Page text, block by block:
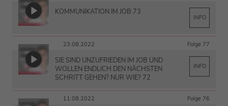
KOMMUNIKATION IM JOB 73
INFO
23.08.2022 Folge 77
SIE SIND UNZUFRIEDEN IM JOB UND
WOLLEN ENDLICH DEN NÄCHSTEN
SCHRITT GEHEN? NUR WIE? 72
INFO
11.08.2022 Folge 76